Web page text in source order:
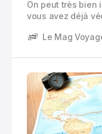
On peut très bien
vous avez déjà
tout est fermé »…
sensation du
Le Mag